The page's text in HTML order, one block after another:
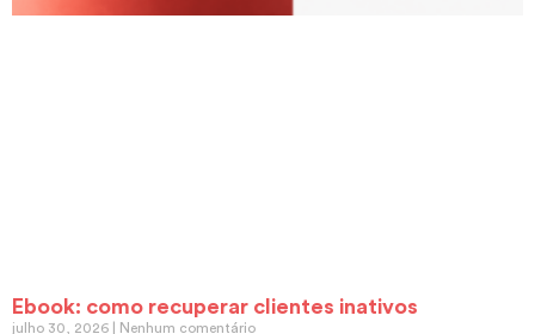
Ebook: como recuperar clientes inativos
julho 30, 2026 Nenhum comentário